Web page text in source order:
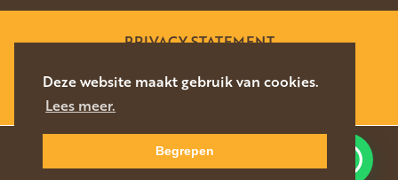
Deze website maakt gebruik van cookies.
Lees meer.
Begrepen
PRIVACY STATEMENT
WEBSITE DOOR
DIRECT CONTACT
Waar kunnen we u mee helpen?